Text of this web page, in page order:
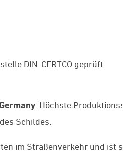
DIN-CERTCO geprüft
. Höchste
Schildes.
im Straßenverkehr und ist